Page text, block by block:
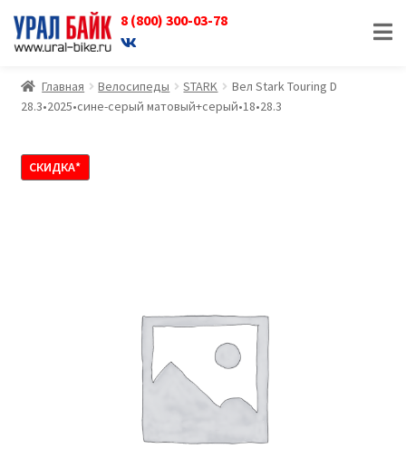
8 (800) 300-03-78
Перейти
к
навигации
Перейти
к
содержимому
Главная Велосипеды STARK
Вел Stark Touring D
28.3•2025•сине-серый матовый+серый•18•28.3
СКИДКА*